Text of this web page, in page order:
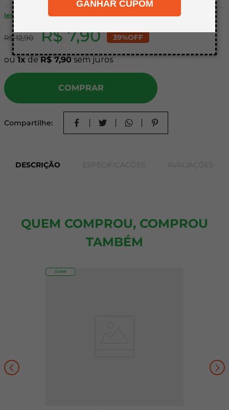
GANHAR CUPOM
.
ler mais
39%OFF
R$ 7,90
R$ 12,90
ou 1 de R$ 7,90 sem juros
COMPRAR
Compartilhe:
DESCRIÇÃO
QUEM COMPROU, COMPROU
TAMBÉM
Outlet
10º mdf cru